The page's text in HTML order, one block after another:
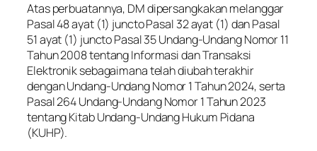
Atas perbuatannya, DM dipersangkakan melanggar
Pasal 48 ayat (1) juncto Pasal 32 ayat (1) dan Pasal
51 ayat (1) juncto Pasal 35 Undang-Undang Nomor 11
Tahun 2008 tentang Informasi dan Transaksi
Elektronik sebagaimana telah diubah terakhir
dengan Undang-Undang Nomor 1 Tahun 2024, serta
Pasal 264 Undang-Undang Nomor 1 Tahun 2023
tentang Kitab Undang-Undang Hukum Pidana
(KUHP).